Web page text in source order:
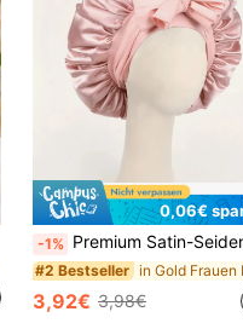
0,06€
-1% Premium Satin-Seiden-Schlafmütze, weiche, leichte und atmungsaktive Haube für lockiges, geflochtenes Haar, Dreadlocks und langes Haar, Anti-Frizz
#2 Bestseller
3,92€ 3,98€